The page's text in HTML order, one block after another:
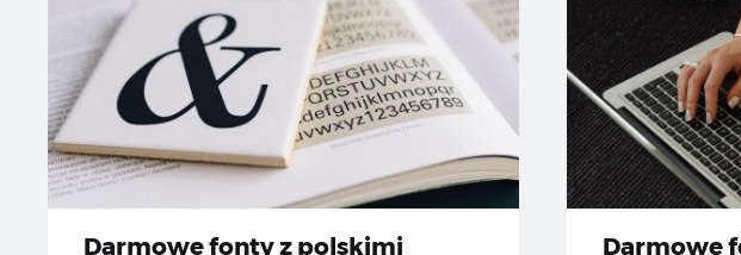
Darmowe fonty z polskimi
Darmowe